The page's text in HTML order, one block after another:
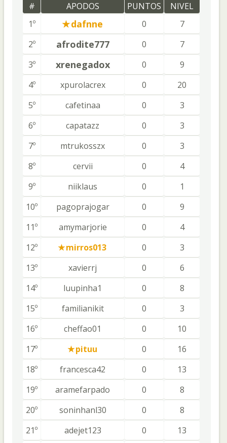
# APODOS PUNTOS
NIVEL
1º
dafnne 0
7
2º
afrodite777 0
7
3º
xrenegadox 0
9
4º
xpurolacrex 0
20
5º
cafetinaa 0
3
6º
capatazz 0
3
7º
mtrukosszx 0
3
8º
cervii 0
4
9º
niiklaus 0
1
10º
pagoprajogar 0
9
11º
amymarjorie 0
4
12º
mirros013 0
3
13º
xavierrj 0
6
14º
luupinha1 0
8
15º
familianikit 0
3
16º
cheffao01 0
10
17º
pituu 0
16
18º
francesca42 0
13
19º
aramefarpado 0
8
20º
soninhanl30 0
8
21º
adejet123 0
13